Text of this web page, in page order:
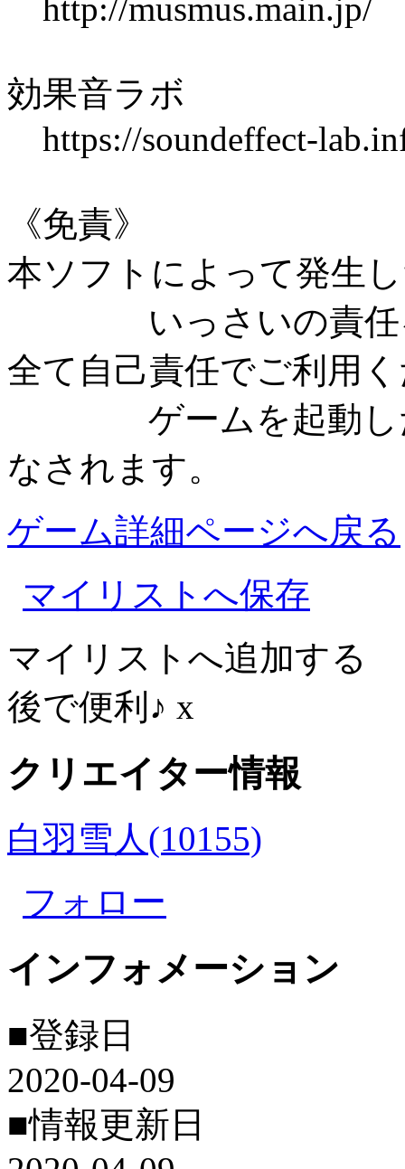
http://musmus.main.jp/
効果音ラボ
https://soundeffect-
《免責》
本ソフトによって発生
いっさいの責任を
全て自己責任でご利用
ゲームを起動した
なされます。
ゲーム詳細ページへ戻る
マイリストへ保存
マイリストへ追加する
後で便利♪ x
クリエイター情報
白羽雪人(10155)
フォロー
インフォメーション
■登録日
2020-04-09
■情報更新日